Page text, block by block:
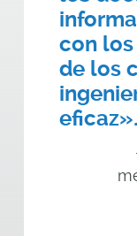
con
de los
eficaz».